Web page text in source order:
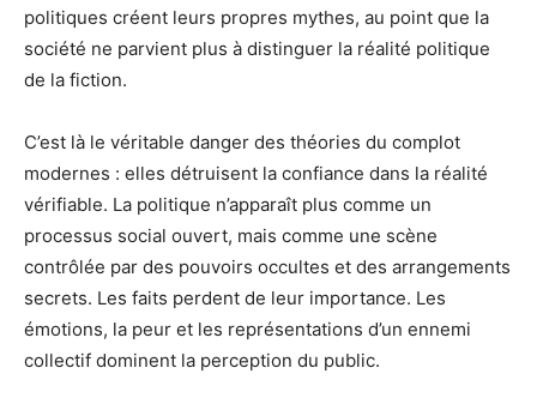
politiques créent leurs propres mythes, au point que la
société ne parvient plus à distinguer la réalité politique
de la fiction.
C’est là le véritable danger des théories du complot
modernes : elles détruisent la confiance dans la réalité
vérifiable. La politique n’apparaît plus comme un
processus social ouvert, mais comme une scène
contrôlée par des pouvoirs occultes et des arrangements
secrets. Les faits perdent de leur importance. Les
émotions, la peur et les représentations d’un ennemi
collectif dominent la perception du public.